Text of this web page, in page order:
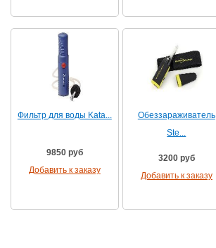
Фильтр для воды Kata...
9850 руб
Добавить к заказу
Обеззараживатель
Ste...
3200 руб
Добавить к заказу